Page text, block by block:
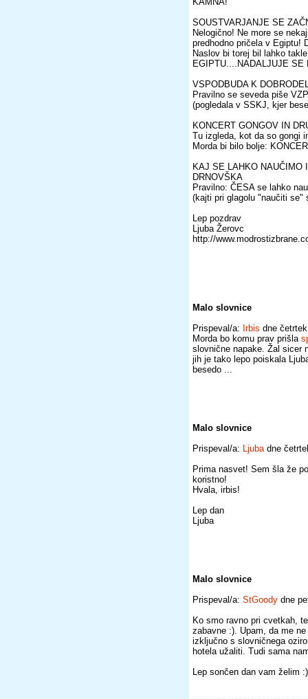
SOUSTVARJANJE SE
Nelogično! Ne more se
predhodno pričela v Egiptu!
Naslov bi torej bil lahko
EGIPTU....NADALJUJE SE
VSPODBUDA K
Pravilno se seveda piše
(pogledala v SSKJ, kjer
KONCERT GONGOV IN
Tu izgleda, kot da so gongi
Morda bi bilo bolje:
KAJ SE LAHKO NAUČIMO
DRNOVŠKA
Pravilno: ČESA se lahko
(kajti pri glagolu "naučiti se"
Lep pozdrav
Ljuba Žerovc
http://
Malo slovnice
Prispeval/a: Irbis dne
Morda bo komu prav prišla
slovnične napake. Žal sicer
jih je tako lepo poiskala
besedo ...
Malo slovnice
Prispeval/a: Ljubadne
Prima nasvet! Sem šla že
koristno!
Hvala, irbis!
Lep dan
Ljuba
Malo slovnice
Prispeval/a: StGoody dne
Ko smo ravno pri cvetkah,
zabavne :). Upam, da me
izključno s slovničnega
hotela užaliti. Tudi sama
Lep sončen dan vam želim